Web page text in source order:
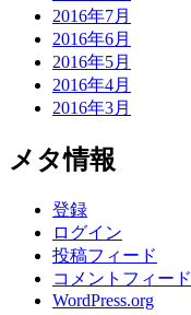
2016年7月
2016年6月
2016年5月
2016年4月
2016年3月
メタ情報
登録
ログイン
投稿フィード
コメントフィード
WordPress.org